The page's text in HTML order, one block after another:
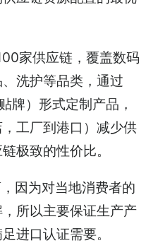
家供应链，覆盖数码
洗护等品类，通过
牌）形式定制产品，
工厂到港口）减少供
极致的性价比。
因为对当地消费者的
所以主要保证生产产
进口认证需要。